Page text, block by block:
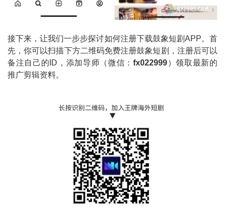
接下来，让我们一步步探讨如何注册下载鼓象短剧APP。首
先，你可以扫描下方二维码免费注册鼓象短剧，注册后可以
备注自己的ID，添加导师（微信： fx022999）领取最新的
推广剪辑资料。